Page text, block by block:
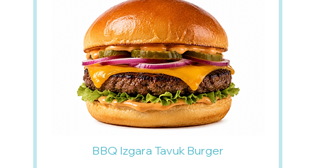
BBQ Izgara Tavuk Burger